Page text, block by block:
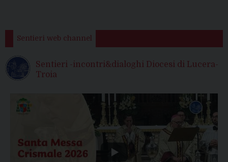
Sentieri web channel
Sentieri -incontri&dialoghi Diocesi di Lucera-
Troia